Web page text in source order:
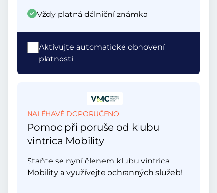
Vždy platná dálniční známka
Aktivujte automatické obnovení
platnosti
NALÉHAVĚ DOPORUČENO
Pomoc při poruše od klubu
vintrica Mobility
Staňte se nyní členem klubu vintrica
Mobility a využívejte ochranných služeb!